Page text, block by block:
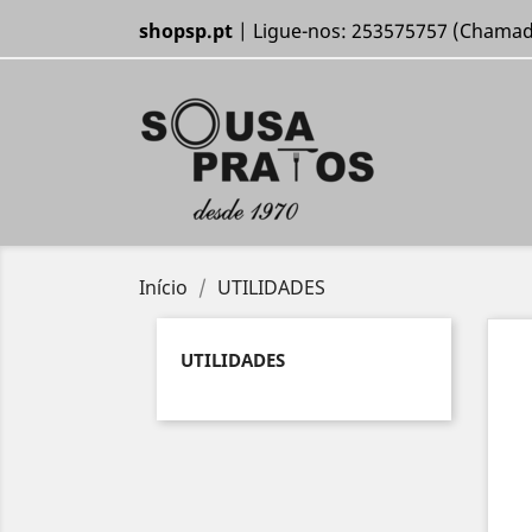
shopsp.pt | Ligue-nos: 253575757
Início UTILIDADES
UTILIDADES